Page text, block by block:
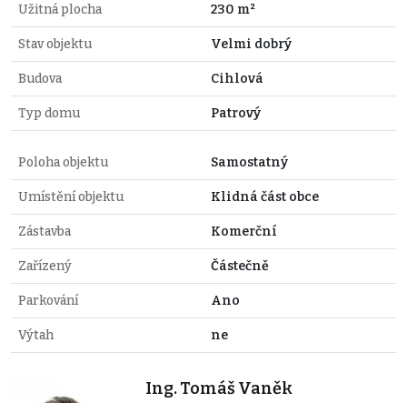
Užitná plocha 230 m²
Stav objektu Velmi dobrý
Budova Cihlová
Typ domu Patrový
Poloha objektu Samostatný
Umístění objektu Klidná část obce
Zástavba Komerční
Zařízený Částečně
Parkování Ano
Výtah ne
Ing. Tomáš Vaněk